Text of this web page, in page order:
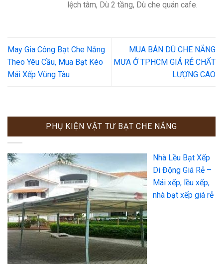
lệch tâm, Dù 2 tầng, Dù che quán cafe.
May Gia Công Bạt Che Nắng
Theo Yêu Cầu, Mua Bạt Kéo
Mái Xếp Vũng Tàu
MUA BÁN DÙ CHE NẮNG
MƯA Ở TPHCM GIÁ RẺ CHẤT
LƯỢNG CAO
PHỤ KIỆN VẬT TƯ BẠT CHE NẮNG
Nhà Lều Bạt Xếp
Di Động Giá Rẻ –
Mái xếp, lều xếp,
nhà bạt xếp giá rẻ